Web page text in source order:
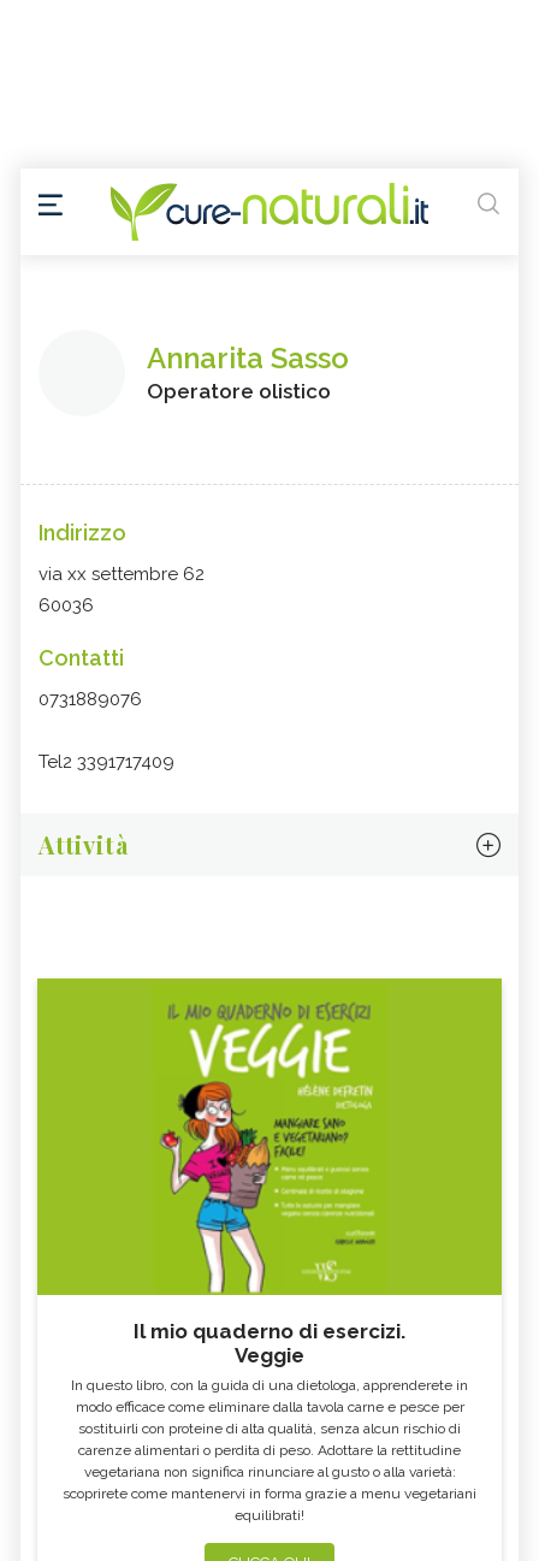
Annarita Sasso
Operatore olistico
Indirizzo
via xx settembre 62
60036
Contatti
0731889076
Tel2 3391717409
Attività
Il mio quaderno di esercizi.
Veggie
In questo libro, con la guida di una dietologa, apprenderete in
modo efficace come eliminare dalla tavola carne e pesce per
sostituirli con proteine di alta qualità, senza alcun rischio di
carenze alimentari o perdita di peso. Adottare la rettitudine
vegetariana non significa rinunciare al gusto o alla varietà:
scoprirete come mantenervi in forma grazie a menu vegetariani
equilibrati!